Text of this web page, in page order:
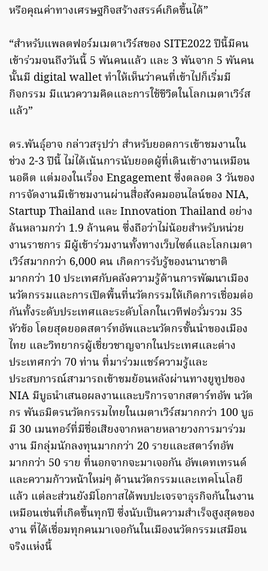
หรือคุณค่าทางเศรษฐกิจสร้างสรรค์เกิดขึ้นได้”
“สำหรับแพลตฟอร์มเมตาเวิร์สของ SITE2022 ปีนี้มีคน
เข้าร่วมจนถึงวันนี้ 5 พันคนแล้ว และ 3 พันจาก 5 พันคน
นั้นมี digital wallet ทำให้เห็นว่าคนที่เข้าไปก็เริ่มมี
กิจกรรม มีแนวความคิดและการใช้ชีวิตในโลกเมตาเวิร์ส
แล้ว”
ดร.พันธุ์อาจ กล่าวสรุปว่า สำหรับยอดการเข้าชมงานใน
ช่วง 2-3 ปีนี้ ไม่ได้เน้นการนับยอดผู้ที่เดินเข้างานเหมือน
นอดีต แต่มองในเรื่อง Engagement ซึ่งตลอด 3 วันของ
การจัดงานมีเข้าชมงานผ่านสื่อสังคมออนไลน์ของ NIA,
Startup Thailand และ Innovation Thailand อย่าง
ล้นหลามกว่า 1.9 ล้านคน ซึ่งถือว่าไม่น้อยสำหรับหน่วย
งานราชการ มีผู้เข้าร่วมงานทั้งทางเว็บไซต์และโลกเมตา
เวิร์สมากกว่า 6,000 คน เกิดการรับรู้ของนานาชาติ
มากกว่า 10 ประเทศกับคลังความรู้ด้านการพัฒนาเมือง
นวัตกรรมและการเปิดพื้นที่นวัตกรรมให้เกิดการเชื่อมต่อ
กันทั้งระดับประเทศและระดับโลกในเวทีฟอรั่มรวม 35
หัวข้อ โดยสุดยอดสตาร์ทอัพและนวัตกรชั้นนำของเมือง
ไทย และวิทยากรผู้เชี่ยวชาญจากในประเทศและต่าง
ประเทศกว่า 70 ท่าน ที่มาร่วมแชร์ความรู้และ
ประสบการณ์สามารถเข้าชมย้อนหลังผ่านทางยูทูปของ
NIA มีบูธนำเสนอผลงานและบริการจากสตาร์ทอัพ นวัต
กร พันธมิตรนวัตกรรมไทยในเมตาเวิร์สมากกว่า 100 บูธ
มี 30 เมนทอร์ที่มีชื่อเสียงจากหลายหลายวงการมาร่วม
งาน มีกลุ่มนักลงทุนมากกว่า 20 รายและสตาร์ทอัพ
มากกว่า 50 ราย ที่นอกจากจะมาเจอกัน อัพเดทเทรนด์
และความก้าวหน้าใหม่ๆ ด้านนวัตกรรมและเทคโนโลยี
แล้ว แต่ละส่วนยังมีโอกาสได้พบปะเจรจาธุรกิจกันในงาน
เหมือนเช่นที่เกิดขึ้นทุกปี ซึ่งนับเป็นความสำเร็จสูงสุดของ
งาน ที่ได้เชื่อมทุกคนมาเจอกันในเมืองนวัตกรรมเสมือน
จริงแห่งนี้